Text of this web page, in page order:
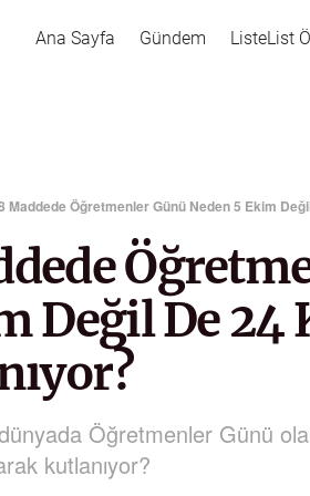
Ana Sayfa Gündem ListeList
Maddede Öğretmenler Günü Neden 5 Ekim
Değil De 24
Öğretmenler Günü
kutlanıyor?